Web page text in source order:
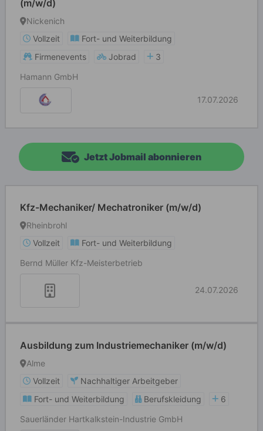
(m/w/d)
Nickenich
Vollzeit
Fort- und Weiterbildung
Firmenevents
Jobrad
3
Hamann GmbH
17.07.2026
Jetzt Jobmail abonnieren
Kfz-Mechaniker/ Mechatroniker (m/w/d)
Rheinbrohl
Vollzeit
Fort- und Weiterbildung
Bernd Müller Kfz-Meisterbetrieb
24.07.2026
Ausbildung zum Industriemechaniker (m/w/d)
Alme
Vollzeit
Nachhaltiger Arbeitgeber
Fort- und Weiterbildung
Berufskleidung
6
Sauerländer Hartkalkstein-Industrie GmbH